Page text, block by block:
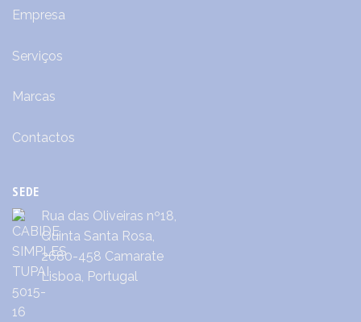
Empresa
Serviços
Marcas
Contactos
SEDE
Rua das Oliveiras nº18,
Quinta Santa Rosa,
2680-458 Camarate
Lisboa, Portugal